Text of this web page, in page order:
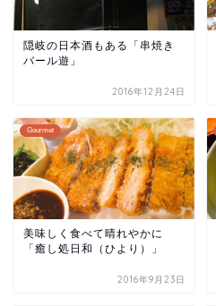
隠岐の日本酒もある「串焼き
バール遊」
2016年12月24日
Gourmet
美味しく食べて晴れやかに
「癒し処日和（ひより）」
2016年9月23日